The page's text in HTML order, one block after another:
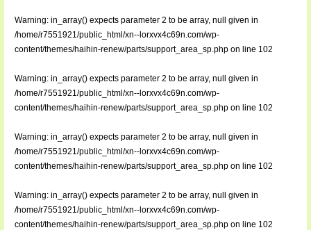
Warning: in_array() expects parameter 2 to be array, null given in
/home/r7551921/public_html/xn--lorxvx4c69n.com/wp-
content/themes/haihin-renew/parts/support_area_sp.phpon line 102
Warning: in_array() expects parameter 2 to be array, null given in
/home/r7551921/public_html/xn--lorxvx4c69n.com/wp-
content/themes/haihin-renew/parts/support_area_sp.phpon line 102
Warning: in_array() expects parameter 2 to be array, null given in
/home/r7551921/public_html/xn--lorxvx4c69n.com/wp-
content/themes/haihin-renew/parts/support_area_sp.phpon line 102
Warning: in_array() expects parameter 2 to be array, null given in
/home/r7551921/public_html/xn--lorxvx4c69n.com/wp-
content/themes/haihin-renew/parts/support_area_sp.phpon line 102